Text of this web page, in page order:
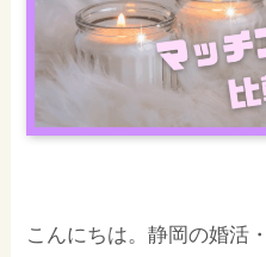
こんにちは。静岡の婚活